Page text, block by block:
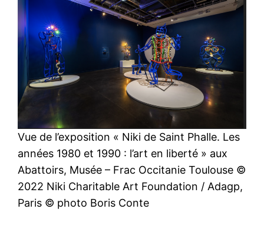
Vue de l’exposition « Niki de Saint Phalle. Les
années 1980 et 1990 : l’art en liberté » aux
Abattoirs, Musée – Frac Occitanie Toulouse ©
2022 Niki Charitable Art Foundation / Adagp,
Paris © photo Boris Conte